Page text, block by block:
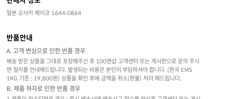
일본 오사카 헤이코 1644-0864
반품안내
A. 고객 변심으로 인한 반품 경우
배송 받은 상품을 그대로 포장해주신 후 100엔샵 고객센터 또는 게시판으로 문의 주시
면 절차를 안내해드립니다. 발생되는 비용은 본인이 부담하셔야 합니다. (한국 EMS
1KG 기준 : 19,800원) 상품을 확인 후에 금액을 취소(환불) 처리 해드립니다.
B. 제품 하자로 인한 반품 경우